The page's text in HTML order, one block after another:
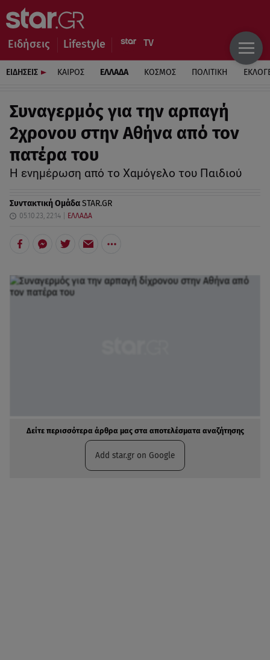
Ειδήσεις Lifestyle
ΕΙΔΗΣΕΙΣ ΚΑΙΡΟΣ ΕΛΛΑΔΑ ΚΟΣΜΟΣ ΠΟΛΙΤΙΚΗ
Συναγερμός για την αρπαγή
2χρονου στην Αθήνα από τον
πατέρα του
Η ενημέρωση από το Χαμόγελο του Παιδιού
Συντακτική ΟμάδαSTAR.GR
05.10.23, 22:14 ΕΛΛΑΔΑ
Δείτε περισσότερα άρθρα μας στα αποτελέσματα αναζήτησης
Add star.gr on Google